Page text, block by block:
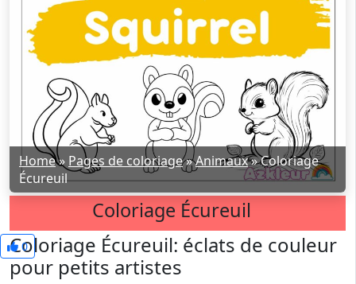
Home» Pages de coloriage»Animaux»Coloriage
Écureuil
Coloriage Écureuil
0
Coloriage Écureuil: éclats de couleur
pour petits artistes